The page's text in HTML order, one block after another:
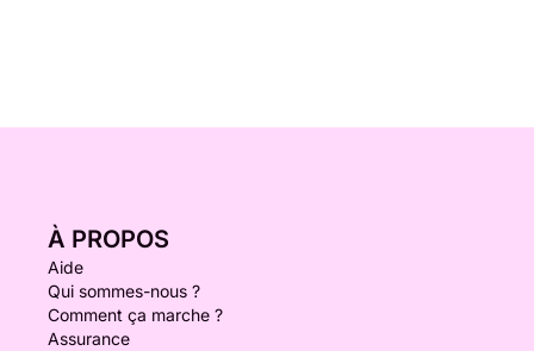
À PROPOS
Aide
Qui sommes-nous ?
Comment ça marche ?
Assurance